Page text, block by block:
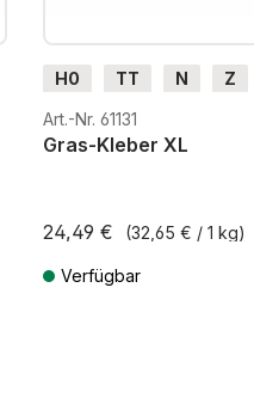
H0 TT N Z
G
H0m
Art.-Nr. 61131
Gras-Kleber XL
24,49 € (32,65 € / 1 kg)
Verfügbar